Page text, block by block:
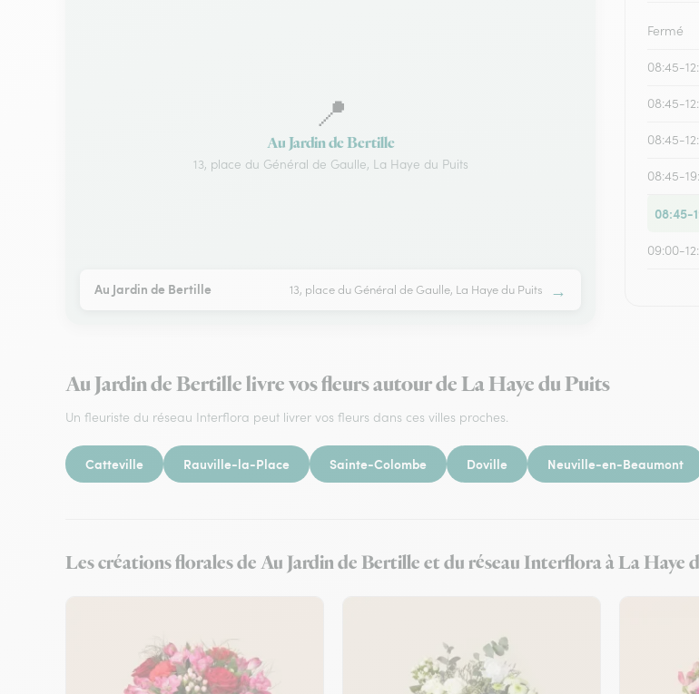
📍
Au Jardin de Bertille
13, place du Général de Gaulle, La Haye du Puits
Au Jardin de Bertille 13, place du Général de Gaulle, La Haye du Puits →
Fermé
08:45-
08:45-
08:45-
08:45-
08:45-
09:00-
Au Jardin de Bertille livre vos fleurs autour de La Haye du Puits
Un fleuriste du réseau Interflora peut livrer vos fleurs dans ces villes proches.
Catteville Rauville-la-Place Sainte-Colombe Doville Neuville-en-Beaumont
Les créations florales de Au Jardin de Bertille et du réseau Interflora à La Haye